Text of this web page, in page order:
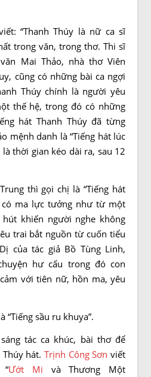
“Thanh Thúy là nữ ca sĩ
trong văn, trong thơ. Thi sĩ
Mai Thảo, nhà thơ Viên
cũng có những bài ca ngợi
Thúy chính là người yêu
thế hệ, trong đó có những
hát Thanh Thúy đã từng
mệnh danh là “Tiếng hát lúc
thời gian kéo dài ra, sau 12
thì gọi chị là “Tiếng hát
có ma lực tưởng như từ một
khiến người nghe không
trai bắt nguồn từ cuốn tiểu
của tác giả Bồ Tùng Linh,
hư cấu trong đó con
với tiên nữ, hồn ma, yêu
“Tiếng sầu ru khuya”.
tác ca khúc, bài thơ để
hát. Trịnh Công Sơn viết
Ướt Mi và Thương Một